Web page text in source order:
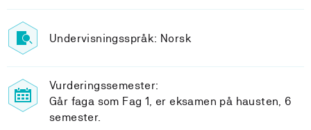
Undervisningsspråk: Norsk
Vurderingssemester:
Går faga som Fag 1, er eksamen på hausten, 6
semester.